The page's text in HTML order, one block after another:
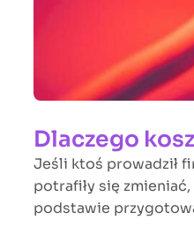
Dlaczego
Jeśli ktoś prowadził
potrafiły się
podstawie